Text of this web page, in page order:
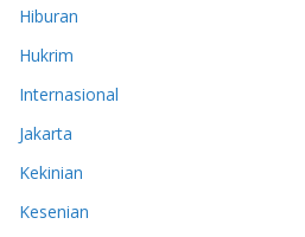
Hiburan
Hukrim
Internasional
Jakarta
Kekinian
Kesenian